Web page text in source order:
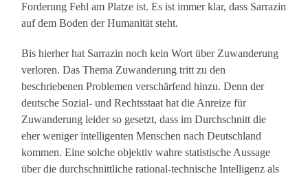
Forderung Fehl am Platze ist. Es ist immer klar, dass Sarrazin
auf dem Boden der Humanität steht.
Bis hierher hat Sarrazin noch kein Wort über Zuwanderung
verloren. Das Thema Zuwanderung tritt zu den
beschriebenen Problemen verschärfend hinzu. Denn der
deutsche Sozial- und Rechtsstaat hat die Anreize für
Zuwanderung leider so gesetzt, dass im Durchschnitt die
eher weniger intelligenten Menschen nach Deutschland
kommen. Eine solche objektiv wahre statistische Aussage
über die durchschnittliche rational-technische Intelligenz als